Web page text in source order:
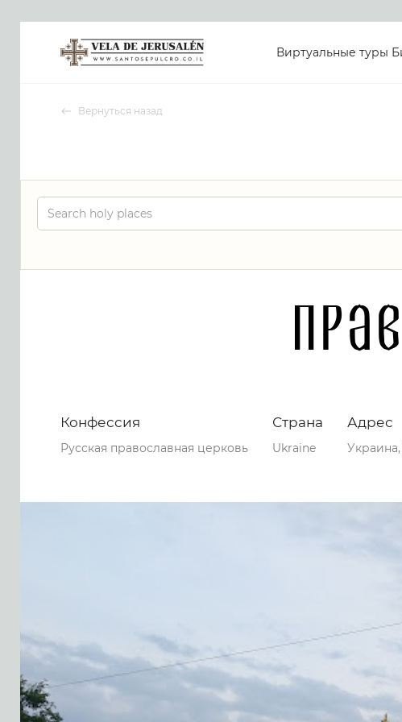
Виртуальные туры
Вернуться назад
Конфессия
Русская православная церковь
Страна
Ukraine
Адрес